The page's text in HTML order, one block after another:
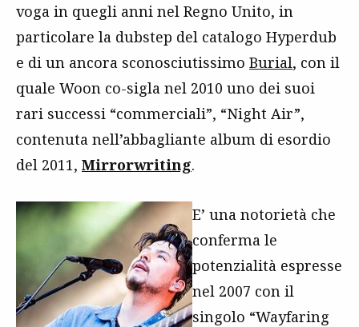
voga in quegli anni nel Regno Unito, in
particolare la dubstep del catalogo Hyperdub
e di un ancora sconosciutissimo Burial, con il
quale Woon co-sigla nel 2010 uno dei suoi
rari successi “commerciali”, “Night Air”,
contenuta nell’abbagliante album di esordio
del 2011, Mirrorwriting.
E’ una notorietà che
conferma le
potenzialità espresse
nel 2007 con il
singolo “Wayfaring